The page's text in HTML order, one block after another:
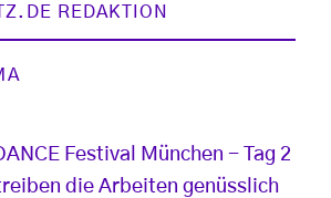
REDAKTION
Festival München - Tag 2
die Arbeiten genüsslich